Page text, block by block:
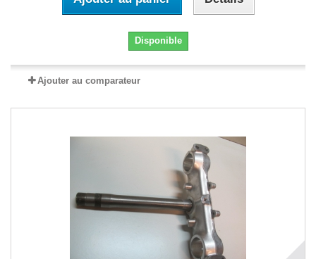
Disponible
Ajouter au comparateur